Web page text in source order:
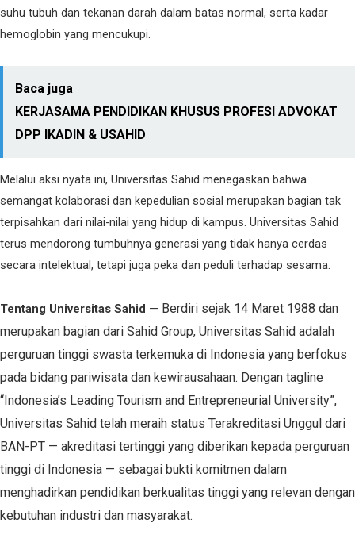
suhu tubuh dan tekanan darah dalam batas normal, serta kadar
hemoglobin yang mencukupi.
Baca juga
KERJASAMA PENDIDIKAN KHUSUS PROFESI ADVOKAT
DPP IKADIN & USAHID
Melalui aksi nyata ini, Universitas Sahid menegaskan bahwa
semangat kolaborasi dan kepedulian sosial merupakan bagian tak
terpisahkan dari nilai-nilai yang hidup di kampus. Universitas Sahid
terus mendorong tumbuhnya generasi yang tidak hanya cerdas
secara intelektual, tetapi juga peka dan peduli terhadap sesama.
Tentang Universitas Sahid — Berdiri sejak 14 Maret 1988 dan
merupakan bagian dari Sahid Group, Universitas Sahid adalah
perguruan tinggi swasta terkemuka di Indonesia yang berfokus
pada bidang pariwisata dan kewirausahaan. Dengan tagline
“Indonesia’s Leading Tourism and Entrepreneurial University”,
Universitas Sahid telah meraih status Terakreditasi Unggul dari
BAN-PT — akreditasi tertinggi yang diberikan kepada perguruan
tinggi di Indonesia — sebagai bukti komitmen dalam
menghadirkan pendidikan berkualitas tinggi yang relevan dengan
kebutuhan industri dan masyarakat.